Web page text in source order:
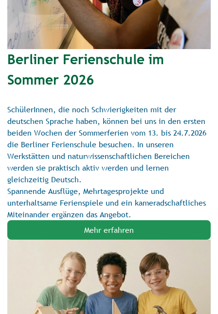
Berliner Ferienschule im
Sommer 2026
SchülerInnen, die noch Schwierigkeiten mit der
deutschen Sprache haben, können bei uns in den ersten
beiden Wochen der Sommerferien vom 13. bis 24.7.2026
die Berliner Ferienschule besuchen. In unseren
Werkstätten und naturwissenschaftlichen Bereichen
werden sie praktisch aktiv werden und lernen
gleichzeitig Deutsch.
Spannende Ausflüge, Mehrtagesprojekte und
unterhaltsame Ferienspiele und ein kameradschaftliches
Miteinander ergänzen das Angebot.
Mehr erfahren